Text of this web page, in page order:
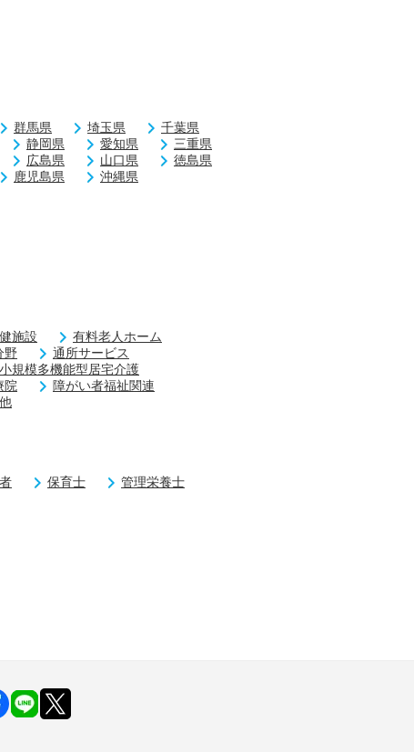
群馬県 埼玉県
千葉県
静岡県 愛知県
三重県
広島県 山口県
徳島県
鹿児島県 沖縄県
施設
有料老人ホーム
野
通所サービス
小規模多機能型居宅介護
院
障がい者福祉関連
保育士
管理栄養士